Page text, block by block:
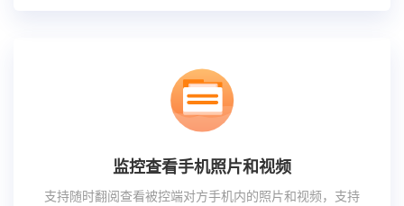
监控查看手机照片和视频
支持随时翻阅查看被控端对方手机内的照片和视频，支持